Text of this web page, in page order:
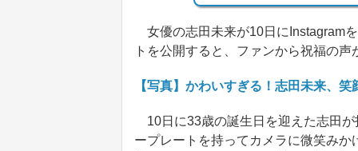
女優の志田未来が10日にInstagram
トを公開すると、ファンから祝福の声
【写真】かわいすぎる！志田未来、
10日に33歳の誕生日を迎えた志田
ープレートを持ってカメラに微笑みか